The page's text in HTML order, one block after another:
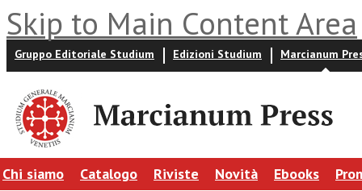
Skip to Main Content Area
Gruppo Editoriale Studium Edizioni Studium Marcianum
Chi siamo Catalogo Riviste Novità Ebooks